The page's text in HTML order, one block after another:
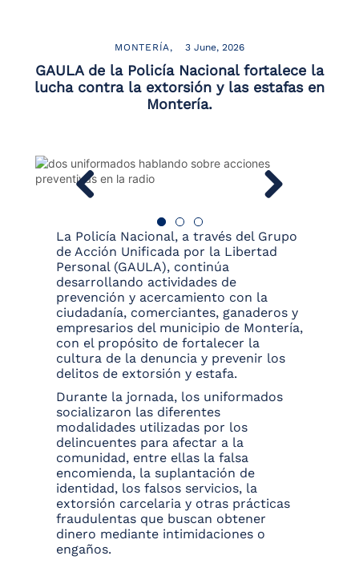
content.
MONTERÍA 3 June, 2026
GAULA de la Policía Nacional fortalece la
lucha contra la extorsión y las estafas en
Montería.
La Policía Nacional, a través del Grupo
de Acción Unificada por la Libertad
Personal (GAULA), continúa
desarrollando actividades de
prevención y acercamiento con la
ciudadanía, comerciantes, ganaderos y
empresarios del municipio de Montería,
con el propósito de fortalecer la
cultura de la denuncia y prevenir los
delitos de extorsión y estafa.
Durante la jornada, los uniformados
socializaron las diferentes
modalidades utilizadas por los
delincuentes para afectar a la
comunidad, entre ellas la falsa
encomienda, la suplantación de
identidad, los falsos servicios, la
extorsión carcelaria y otras prácticas
fraudulentas que buscan obtener
dinero mediante intimidaciones o
engaños.